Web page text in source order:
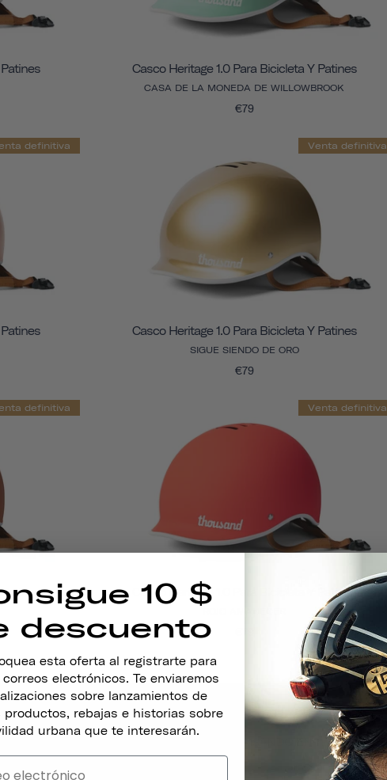
Casco Heritage 1.0 Para Bicicleta Y Patines
CASA DE LA MONEDA DE WILLOWBROOK
€79
definitiva Venta definitiva
Casco Heritage 1.0 Para Bicicleta Y Patines
SIGUE SIENDO DE ORO
€79
definitiva Venta definitiva
Casco Heritage 1.0 Para Bicicleta Y Patines
10 $
descuento
esta oferta al registrarte para
electrónicos. Te enviaremos
sobre lanzamientos de
productos, rebajas e historias sobre
urbana que te interesarán.